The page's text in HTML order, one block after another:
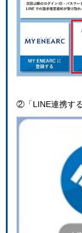
②「LINE連携す